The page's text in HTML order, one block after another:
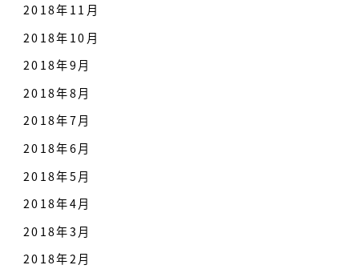
2018年11月
2018年10月
2018年9月
2018年8月
2018年7月
2018年6月
2018年5月
2018年4月
2018年3月
2018年2月